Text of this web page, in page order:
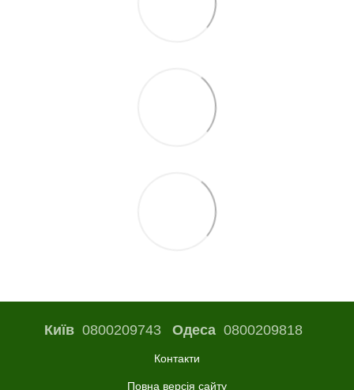
Київ0800209743 Одеса0800209818
Контакти
Повна версія сайту